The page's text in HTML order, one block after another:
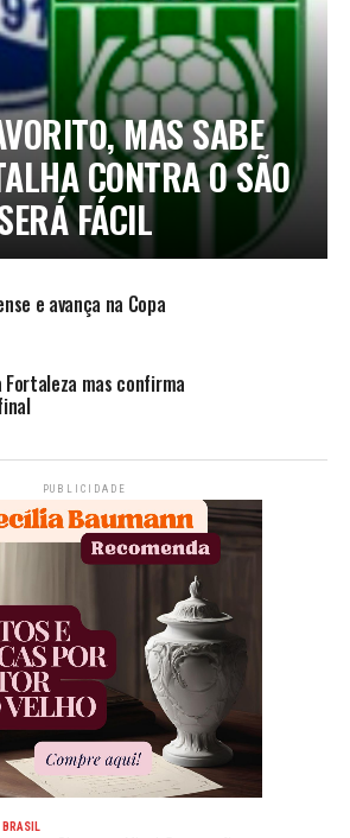
MAS SABE
CONTRA O SÃO
FÁCIL
e avança na Copa
mas confirma
PUBLICIDADE
BRASIL